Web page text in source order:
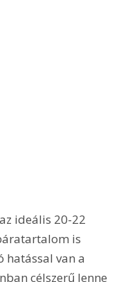
ideális 20-22
is
hatással van a
célszerű lenne